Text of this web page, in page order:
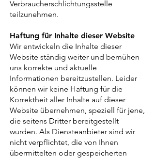
Verbraucherschlichtungsstelle
teilzunehmen.
Haftung für Inhalte dieser Website
Wir entwickeln die Inhalte dieser
Website ständig weiter und bemühen
uns korrekte und aktuelle
Informationen bereitzustellen. Leider
können wir keine Haftung für die
Korrektheit aller Inhalte auf dieser
Website übernehmen, speziell für jene,
die seitens Dritter bereitgestellt
wurden. Als Diensteanbieter sind wir
nicht verpflichtet, die von Ihnen
übermittelten oder gespeicherten